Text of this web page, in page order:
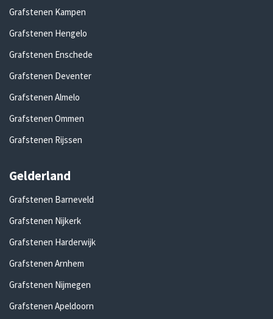
Grafstenen Kampen
Grafstenen Hengelo
Grafstenen Enschede
Grafstenen Deventer
Grafstenen Almelo
Grafstenen Ommen
Grafstenen Rijssen
Gelderland
Grafstenen Barneveld
Grafstenen Nijkerk
Grafstenen Harderwijk
Grafstenen Arnhem
Grafstenen Nijmegen
Grafstenen Apeldoorn